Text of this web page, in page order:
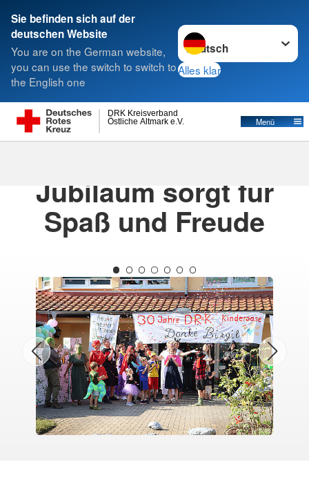
Sie befinden sich auf der
deutschen Website
You are on the German website,
you can use the switch to switch to
the English one
Sprache wechseln zu
Alles klar
Östliche Altmark e.V.
DRK Kreisverband
Menü
Suche
Jubiläum sorgt für
Spaß und Freude